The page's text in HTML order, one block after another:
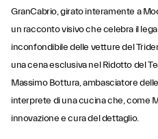
GranCabrio, girato interamente a
un racconto visivo che celebra il
inconfondibile delle vetture del
una cena esclusiva nel Ridotto del
Massimo Bottura, ambasciatore
interprete di una cucina che, come
innovazione e cura del dettaglio.